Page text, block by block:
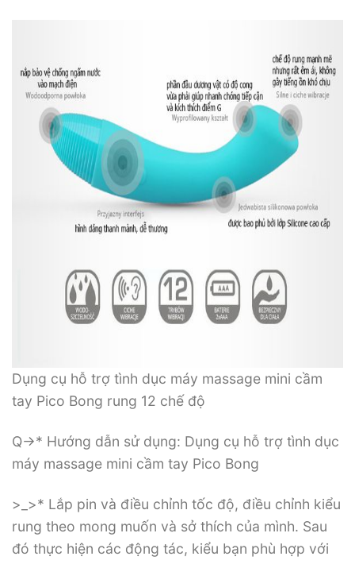
Dụng cụ hỗ trợ tình dục máy massage mini cầm
tay Pico Bong rung 12 chế độ
Q->* Hướng dẫn sử dụng: Dụng cụ hỗ trợ tình dục
máy massage mini cầm tay Pico Bong
>_>* Lắp pin và điều chỉnh tốc độ, điều chỉnh kiểu
rung theo mong muốn và sở thích của mình. Sau
đó thực hiện các động tác, kiểu bạn phù hợp với